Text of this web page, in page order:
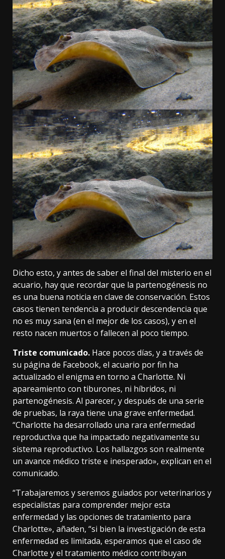
Dicho esto, y antes de saber el final del misterio en el
acuario, hay que recordar que la partenogénesis no
es una buena noticia en clave de conservación. Estos
casos tienen tendencia a producir descendencia que
no es muy sana (en el mejor de los casos), y en el
resto nacen muertos o fallecen al poco tiempo.
Triste comunicado. Hace pocos días, y a través de
su página de Facebook, el acuario por fin ha
actualizado el enigma en torno a Charlotte. Ni
apareamiento con tiburones, ni híbridos, ni
partenogénesis. Al parecer, y después de una serie
de pruebas, la raya tiene una grave enfermedad.
“Charlotte ha desarrollado una rara enfermedad
reproductiva que ha impactado negativamente su
sistema reproductivo. Los hallazgos son realmente
un avance médico triste e inesperado», explican en el
comunicado.
“Trabajaremos y seremos guiados por veterinarios y
especialistas para comprender mejor esta
enfermedad y las opciones de tratamiento para
Charlotte», añaden, “si bien la investigación de esta
enfermedad es limitada, esperamos que el caso de
Charlotte y el tratamiento médico contribuyan